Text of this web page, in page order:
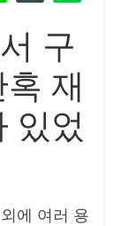
구
재
있었
에 여러 용